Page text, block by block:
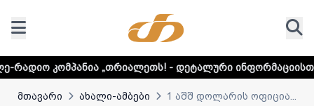
„თრიალეთს! - დეტალური ინფორმაციისთვის
მთავარი ახალი-ამბები 1 აშშ დოლარის ოფიცია...